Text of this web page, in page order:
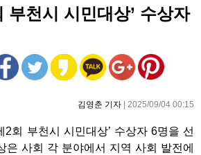
부천시 시민대상’ 수상자
김영춘 기자 | 2025/09/04 00:15
2회 부천시 시민대상’ 수상자 6명을 선
은 사회 각 분야에서 지역 사회 발전에